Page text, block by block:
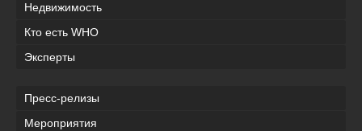
Недвижимость
Кто есть WHO
Эксперты
Пресс-релизы
Мероприятия